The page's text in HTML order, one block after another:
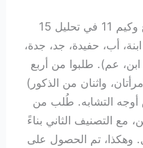
kinship_dat.sav. شرع روزنبرغ وكيم 11 في تحليل 15
أب، حفيدة، جد، جدة،
ابن، عم). طلبوا من أربع
واثنان من الذكور)
التشابه. طُلب من
مع التصنيف الثاني بناءً
وهكذا، تم الحصول على